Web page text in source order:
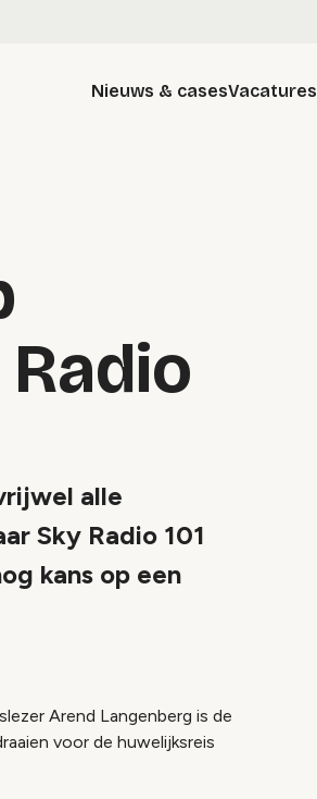
Nieuws & casesVacatures
alle
Sky Radio 101
kans op een
Arend Langenberg is de
voor de huwelijksreis